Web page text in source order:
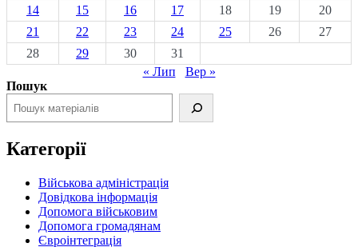
14
15 16 17 18 19
20
21
22 23 24 25 26
27
28
29 30
31
« Лип
Вер »
Пошук
Категорії
Військова адміністрація
Довідкова інформація
Допомога військовим
Допомога громадянам
Євроінтеграція